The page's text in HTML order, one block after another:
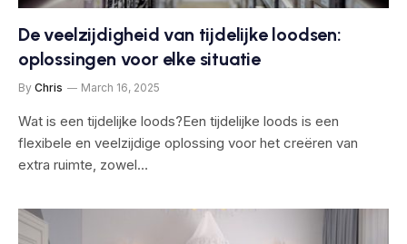
De veelzijdigheid van tijdelijke loodsen:
oplossingen voor elke situatie
By Chris March 16, 2025
Wat is een tijdelijke loods?Een tijdelijke loods is een
flexibele en veelzijdige oplossing voor het creëren van
extra ruimte, zowel…